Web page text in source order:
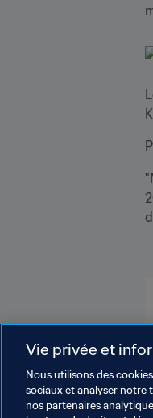
Vie privée et
Nous utilisons des
sociaux et analyser notre
nos partenaires